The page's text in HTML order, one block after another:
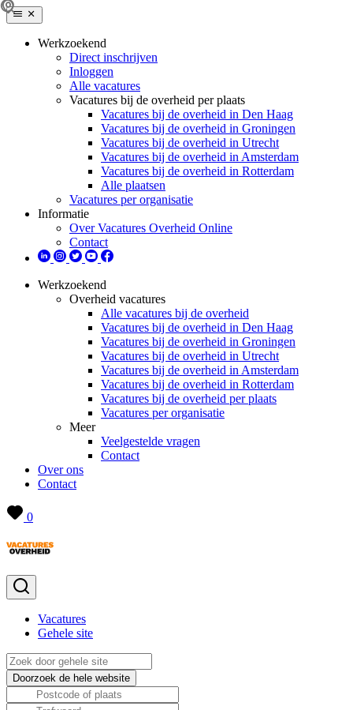
Werkzoekend
Direct inschrijven
Inloggen
Alle vacatures
Vacatures bij de overheid per plaats
Vacatures bij de overheid in Den Haag
Vacatures bij de overheid in Groningen
Vacatures bij de overheid in Utrecht
Vacatures bij de overheid in Amsterdam
Vacatures bij de overheid in Rotterdam
Alle plaatsen
Vacatures per organisatie
Informatie
Over Vacatures Overheid Online
Contact
Werkzoekend
Overheid vacatures
Alle vacatures bij de overheid
Vacatures bij de overheid in Den Haag
Vacatures bij de overheid in Groningen
Vacatures bij de overheid in Utrecht
Vacatures bij de overheid in Amsterdam
Vacatures bij de overheid in Rotterdam
Vacatures bij de overheid per plaats
Vacatures per organisatie
Meer
Veelgestelde vragen
Contact
Over ons
Contact
0
Vacatures
Gehele site